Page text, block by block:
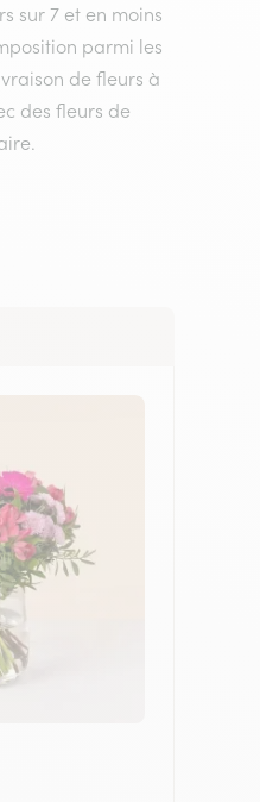
sur 7 et en moins
parmi les
de fleurs à
des fleurs de